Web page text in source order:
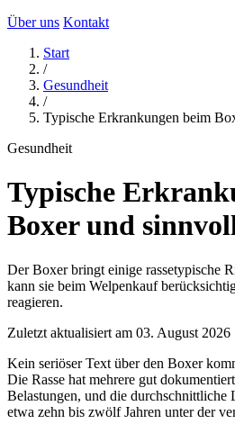
Über uns Kontakt
Start
/
Gesundheit
/
Typische Erkrankungen beim
Gesundheit
Typische
Boxer und
Der Boxer bringt einige rassetypische
kann sie beim Welpenkauf
reagieren.
Zuletzt aktualisiert am 03. August
Kein seriöser Text über den Boxer
Die Rasse hat mehrere gut
Belastungen, und die durchschnittliche
etwa zehn bis zwölf Jahren unter der